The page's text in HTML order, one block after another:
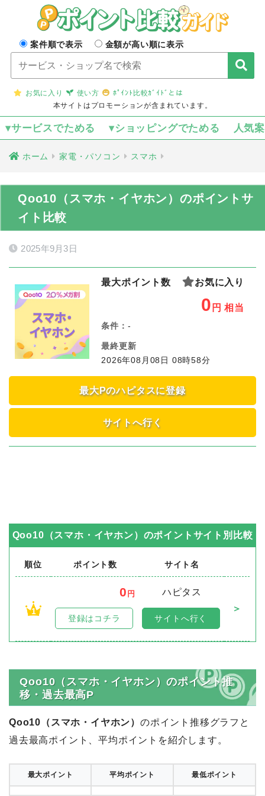
案件順で表示 金額が高い順に表示
お気に入り 使い方
ﾎﾟｲﾝﾄ比較ｶﾞｲﾄﾞとは
本サイトはプロモーションが含まれています。
▾サービスでためる ▾ショッピングでためる 人気
ホーム 家電・パソコン スマホ
Qoo10（スマホ・イヤホン）のポイントサ
イト比較
2025年9月3日
最大ポイント数 お気に入り
0 円 相当
条件： -
最終更新
2026年08月08日 08時58分
最大Pのハピタスに登録
サイトへ行く
Qoo10（スマホ・イヤホン） のポイントサイト別比較
順位 ポイント数 サイト名
1
0 円
ハピタス
＞
登録はコチラ サイトへ行く
Qoo10（スマホ・イヤホン）のポイント推
移・過去最高P
Qoo10（スマホ・イヤホン） のポイント推移グラフと
過去最高ポイント、平均ポイントを紹介します。
最大ポイント 平均ポイント 最低ポイント